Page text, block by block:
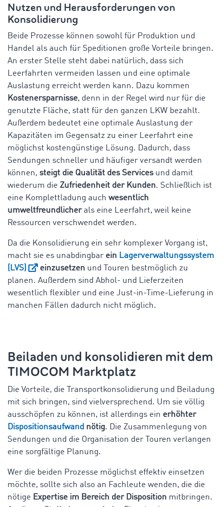
Nutzen und Herausforderungen von
Konsolidierung
Beide Prozesse können sowohl für Produktion und
Handel als auch für Speditionen große Vorteile bringen.
An erster Stelle steht dabei natürlich, dass sich
Leerfahrten vermeiden lassen und eine optimale
Auslastung erreicht werden kann. Dazu kommen
Kostenersparnisse, denn in der Regel wird nur für die
genutzte Fläche, statt für den ganzen LKW bezahlt.
Außerdem bedeutet eine optimale Auslastung der
Kapazitäten im Gegensatz zu einer Leerfahrt eine
möglichst kostengünstige Lösung. Dadurch, dass
Sendungen schneller und häufiger versandt werden
können, steigt die Qualität des Servicesund damit
wiederum die Zufriedenheit der Kunden. Schließlich ist
eine Komplettladung auch wesentlich
umweltfreundlicherals eine Leerfahrt, weil keine
Ressourcen verschwendet werden.
Da die Konsolidierung ein sehr komplexer Vorgang ist,
macht sie es unabdingbar ein Lagerverwaltungssystem
(LVS)
einzusetzen und Touren bestmöglich zu
planen. Außerdem sind Abhol- und Lieferzeiten
wesentlich flexibler und eine Just-in-Time-Lieferung in
manchen Fällen dadurch nicht möglich.
Beiladen und konsolidieren mit dem
TIMOCOM Marktplatz
Die Vorteile, die Transportkonsolidierung und Beiladung
mit sich bringen, sind vielversprechend. Um sie völlig
ausschöpfen zu können, ist allerdings ein erhöhter
Dispositionsaufwand nötig. Die Zusammenlegung von
Sendungen und die Organisation der Touren verlangen
eine sorgfältige Planung.
Wer die beiden Prozesse möglichst effektiv einsetzen
möchte, sollte sich also an Fachleute wenden, die die
nötige Expertise im Bereich der Disposition mitbringen.